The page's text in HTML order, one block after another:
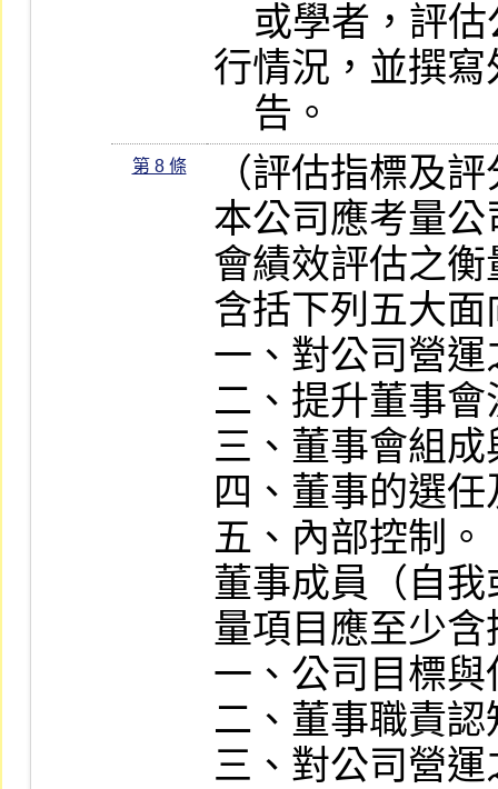
行情況，並撰
    告。
第 8 條
（評估指標及
本公司應考量
會績效評估之
含括下列五大面
一、對公司營
二、提升董事
三、董事會組
四、董事的選
五、內部控制。
董事成員（自
量項目應至少
一、公司目標
二、董事職責認
三、對公司營